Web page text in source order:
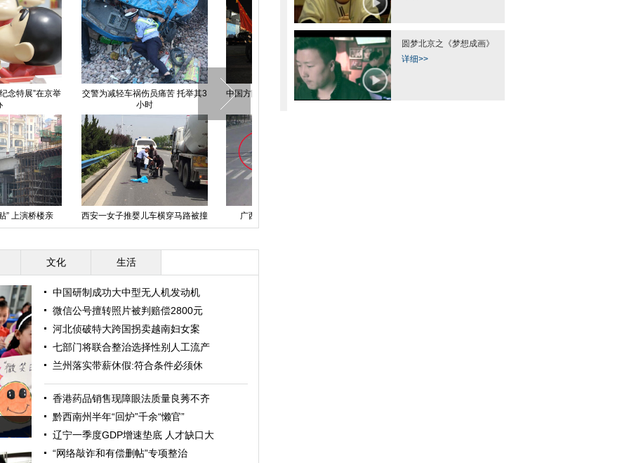
北京首批自主培养“空中警花”单飞
参加俄罗斯举行红场阅兵
西安247名中学生体验“古今合
一次“碰瓷”的全过程
济南千人同时美容创吉尼斯世界纪
录
文化 生活
中国研制成功大中型无人机发动机
微信公号擅转照片被判赔偿2800元
河北侦破特大跨国拐卖越南妇女案
七部门将联合整治选择性别人工流产
兰州落实带薪休假:符合条件必须休
香港药品销售现障眼法质量良莠不齐
黔西南州半年“回炉”千余“懒官”
辽宁一季度GDP增速垫底 人才缺口大
“网络敲诈和有偿删帖”专项整治
圆梦北京之《梦想成画》
详细>>